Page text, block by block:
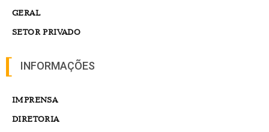
GERAL
SETOR PRIVADO
INFORMAÇÕES
IMPRENSA
DIRETORIA